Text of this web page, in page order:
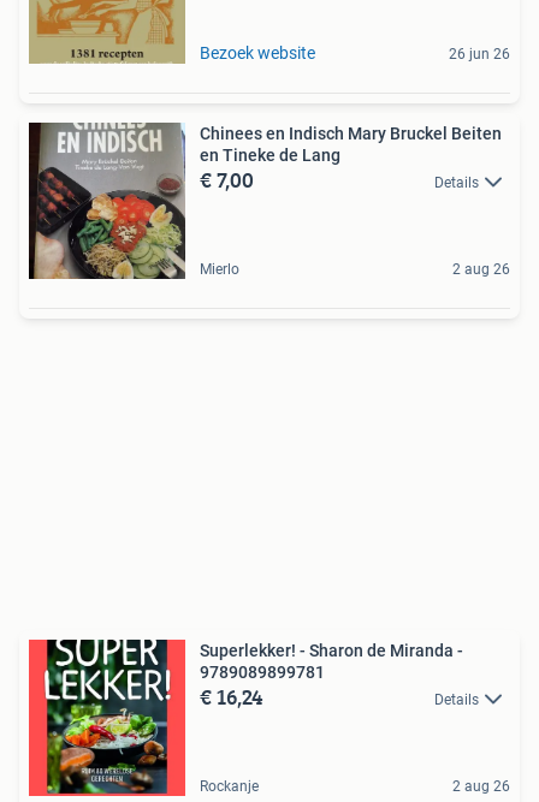
Bezoek website 26 jun 26
Chinees en Indisch Mary Bruckel Beiten
en Tineke de Lang
€ 7,00 Details
Mierlo 2 aug 26
Superlekker! - Sharon de Miranda -
9789089899781
€ 16,24 Details
Rockanje 2 aug 26